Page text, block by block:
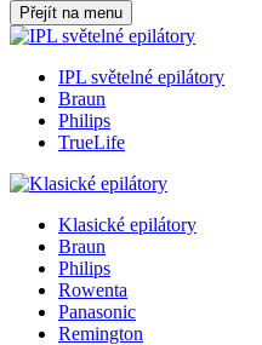
Přejít na menu
IPL světelné epilátory
Braun
Philips
TrueLife
Klasické epilátory
Braun
Philips
Rowenta
Panasonic
Remington